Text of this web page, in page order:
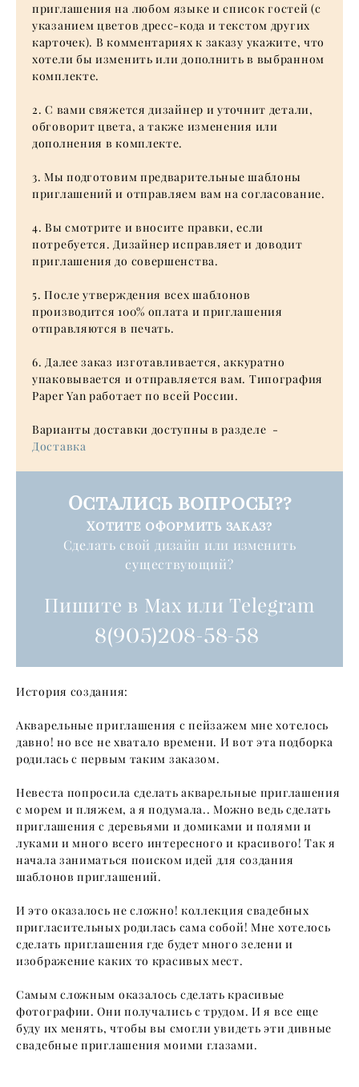
приглашения на любом языке и список гостей (с
указанием цветов дресс-кода и текстом других
карточек). В комментариях к заказу укажите, что
хотели бы изменить или дополнить в выбранном
комплекте.
2. С вами свяжется дизайнер и уточнит детали,
обговорит цвета, а также изменения или
дополнения в комплекте.
3. Мы подготовим предварительные шаблоны
приглашений и отправляем вам на согласование.
4. Вы смотрите и вносите правки, если
потребуется. Дизайнер исправляет и доводит
приглашения до совершенства.
5. После утверждения всех шаблонов
производится 100% оплата и приглашения
отправляются в печать.
6. Далее заказ изготавливается, аккуратно
упаковывается и отправляется вам. Типография
Paper Yan работает по всей России.
Варианты доставки доступны в разделе -
Доставка
Остались вопросы??
Хотите оформить заказ?
Cделать свой дизайн или изменить
существующий?
Пишите в Max или Telegram
8(905)208-58-58
История создания:
Акварельные приглашения с пейзажем мне хотелось
давно! но все не хватало времени. И вот эта подборка
родилась с первым таким заказом.
Невеста попросила сделать акварельные приглашения
с морем и пляжем, а я подумала.. Можно ведь сделать
приглашения с деревьями и домиками и полями и
луками и много всего интересного и красивого! Так я
начала заниматься поиском идей для создания
шаблонов приглашений.
И это оказалось не сложно! коллекция свадебных
пригласительных родилась сама собой! Мне хотелось
сделать приглашения где будет много зелени и
изображение каких то красивых мест.
Самым сложным оказалось сделать красивые
фотографии. Они получались с трудом. И я все еще
буду их менять, чтобы вы смогли увидеть эти дивные
свадебные приглашения моими глазами.